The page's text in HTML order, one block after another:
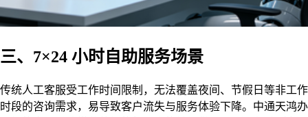
三、7×24 小时自助服务场景
传统人工客服受工作时间限制，无法覆盖夜间、节假日等非工作
时段的咨询需求，易导致客户流失与服务体验下降。中通天鸿办